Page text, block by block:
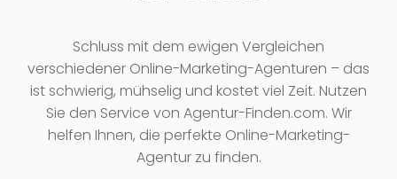
Schluss mit dem ewigen Vergleichen
verschiedener Online-Marketing-Agenturen – das
ist schwierig, mühselig und kostet viel Zeit. Nutzen
Sie den Service von Agentur-Finden.com. Wir
helfen Ihnen, die perfekte Online-Marketing-
Agentur zu finden.